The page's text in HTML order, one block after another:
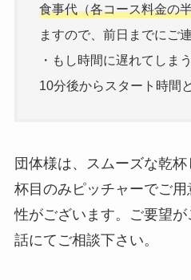
食事代（各コース料金の
ますので、前日までにご
・もし時間に遅れてしま
10分後からスタート時間
団体様は、スムーズな乾
杯目のみピッチャーでご
性がございます。ご要望
話にてご相談下さい。